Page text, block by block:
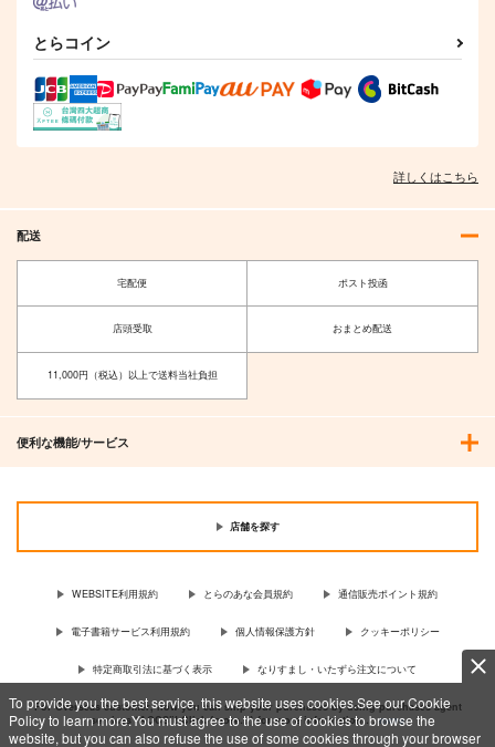
To provide you the best service, this website uses cookies.See our Cookie
Policy to learn more.You must agree to the use of cookies to browse the
website, but you can also refuse the use of some cookies through your browser
とらコイン
詳しくはこちら
配送
宅配便 ポスト投函
店頭受取 おまとめ配送
11,000円（税込）以上で送料当社負担
便利な機能/サービス
店舗を探す
WEBSITE利用規約 とらのあな会員規約 通信販売ポイント規約
電子書籍サービス利用規約 個人情報保護方針 クッキーポリシー
特定商取引法に基づく表示 なりすまし・いたずら注文について
For Overseas customer, now you can ship your purchases by using purchases agent
services “AOCS”! Click {more…} for more information …more